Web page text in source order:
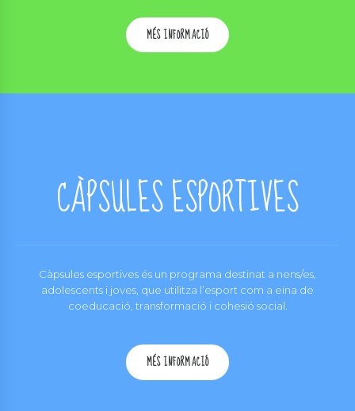
MÉS INFORMACIÓ
CÀPSULES ESPORTIVES
Càpsules esportives és un programa destinat a nens/es,
adolescents i joves, que utilitza l’esport com a eina de
coeducació, transformació i cohesió social.
MÉS INFORMACIÓ